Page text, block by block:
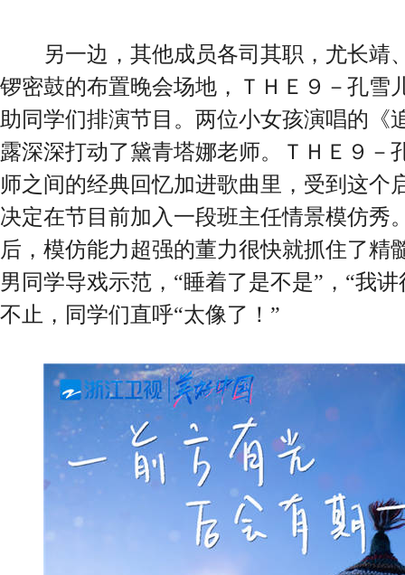
另一边，其他成员各司其职，尤长靖
锣密鼓的布置晚会场地，ＴＨＥ９－孔雪
助同学们排演节目。两位小女孩演唱的《
露深深打动了黛青塔娜老师。ＴＨＥ９－
师之间的经典回忆加进歌曲里，受到这个
决定在节目前加入一段班主任情景模仿秀
后，模仿能力超强的董力很快就抓住了精
男同学导戏示范，“睡着了是不是”，“我
不止，同学们直呼“太像了！”